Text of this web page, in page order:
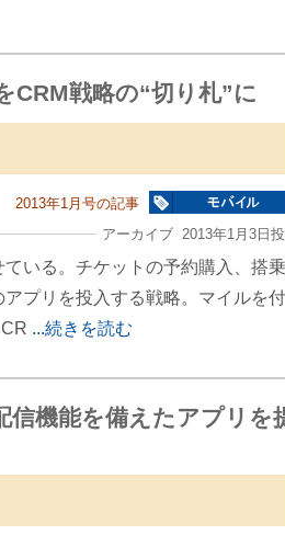
戦略の“切り札”に
2013年1月号の記事
アーカイブ 2013年1月3日
いる。チケットの予約購入、搭乗
プリを投入する戦略。マイルを付
...続きを読む
信機能を備えたアプリを